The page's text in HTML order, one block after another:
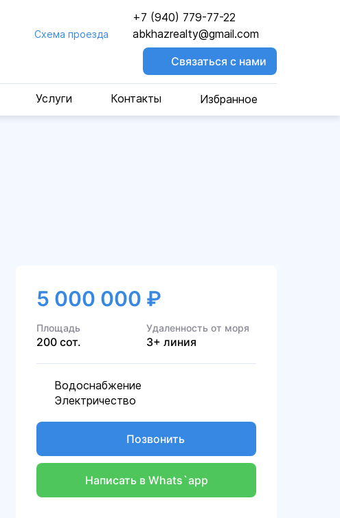
Cхема проезда
+7 (940) 779-77-22
abkhazrealty@gmail.com
Связаться с нами
Услуги Контакты Избранное
5 000 000 ₽
Площадь
200 сот.
Удаленность от моря
3+ линия
Водоснабжение
Электричество
Позвонить
Написать в Whats`app